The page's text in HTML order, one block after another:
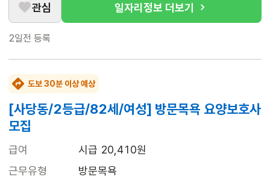
관심 일자리정보 더보기
2일전 등록
도보 30분 이상 예상
[사당동/2등급/82세/여성] 방문목욕 요양보호사
모집
급여
시급 20,410원
근무유형
방문목욕